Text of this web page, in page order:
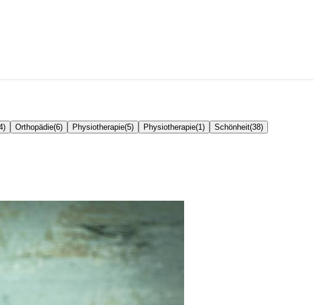
) Orthopädie(6) Physiotherapie(5) Physiotherapie(1 ) Schönheit(38)